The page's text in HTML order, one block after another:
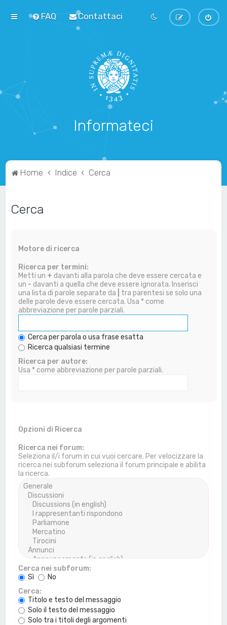
FAQ Contattaci
Informateci
Home Indice Cerca
Cerca
Motore di ricerca
Ricerca per termini:
Metti un + davanti alla parola che deve essere cercata e
un - davanti a quella che deve essere ignorata. Inserisci
una lista di parole separate da
tra parentesi se solo una
delle parole deve essere cercata. Usa * come
abbreviazione per parole parziali.
Cerca per parola o usa frase esatta
Ricerca qualsiasi termine
Ricerca per autore:
Usa * come abbreviazione per parole parziali.
Opzioni di Ricerca
Ricerca nei forum:
Seleziona il/i forum in cui vuoi cercare. Per velocizzare la
ricerca nei subforum seleziona il forum principale e abilita
la ricerca.
Cerca nei subforum:
Sì
No
Cerca:
Titolo e testo del messaggio
Solo il testo del messaggio
Solo tra i titoli degli argomenti